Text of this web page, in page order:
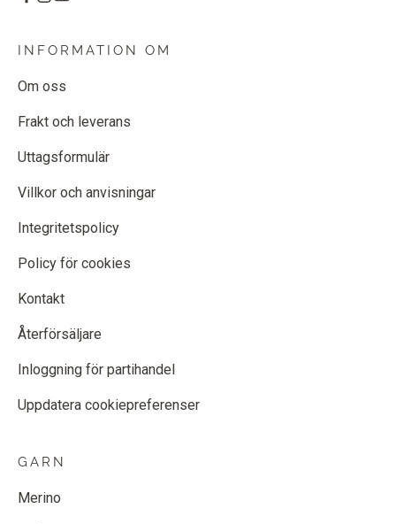
INFORMATION OM
Om oss
Frakt och leverans
Uttagsformulär
Villkor och anvisningar
Integritetspolicy
Policy för cookies
Kontakt
Återförsäljare
Inloggning för partihandel
Uppdatera cookiepreferenser
GARN
Merino